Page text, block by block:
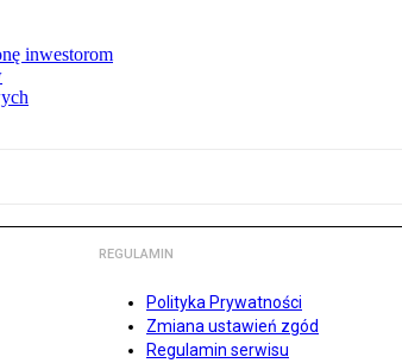
inwestorom
REGULAMIN
Polityka Prywatności
Zmiana ustawień zgód
Regulamin serwisu